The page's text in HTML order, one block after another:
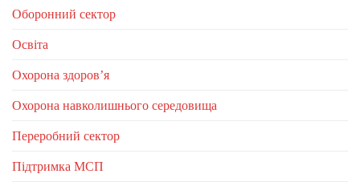
Оборонний сектор
Освіта
Охорона здоров’я
Охорона навколишнього середовища
Переробний сектор
Підтримка МСП